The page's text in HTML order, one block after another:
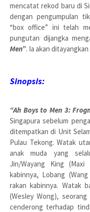
mencatat rekod baru di
dengan pengumpulan
“box office” ini telah
pungutan dijangka
Men”. Ia akan
Sinopsis:
“Ah Boys to Men 3:
Singapura sebelum
ditempatkan di Unit
Pulau Tekong. Watak
anak muda yang
Jin/Wayang King
kabinnya, Lobang
rakan kabinnya. Watak
(Wesley Wong),
cenderong terhadap